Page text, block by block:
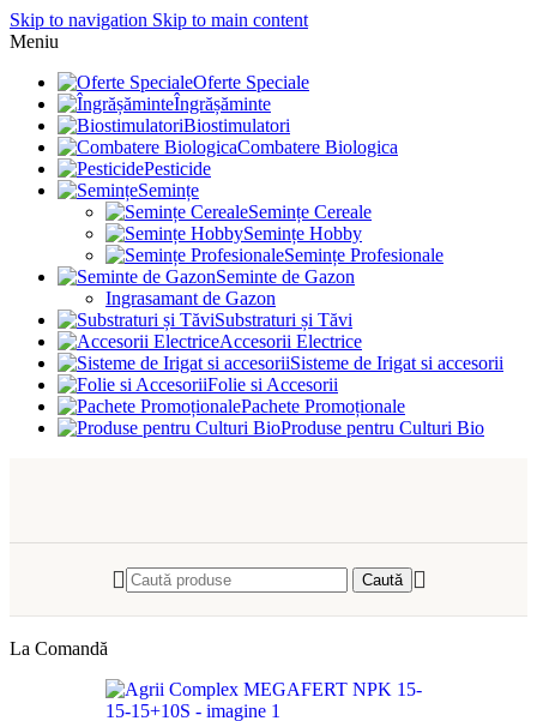
Skip to navigation Skip to main content
Meniu
Oferte Speciale
Îngrășăminte
Biostimulatori
Combatere Biologica
Pesticide
Semințe
Semințe Cereale
Semințe Hobby
Semințe Profesionale
Seminte de Gazon
Ingrasamant de Gazon
Substraturi și Tăvi
Accesorii Electrice
Sisteme de Irigat si accesorii
Folie si Accesorii
Pachete Promoționale
Produse pentru Culturi Bio
Caută
La Comandă